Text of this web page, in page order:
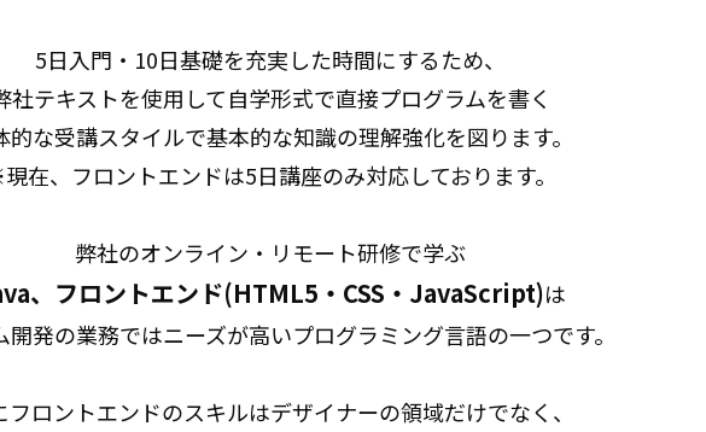
5日入門・10日基礎を充実した時間にするため、
社テキストを使用して自学形式で直接プログラムを書く
的な受講スタイルで基本的な知識の理解強化を図ります。
在、フロントエンドは5日講座のみ対応しております。
弊社のオンライン・リモート研修で学ぶ
、フロントエンド(HTML5・CSS・JavaScript)は
開発の業務ではニーズが高いプログラミング言語の一つです。
フロントエンドのスキルはデザイナーの領域だけでなく、